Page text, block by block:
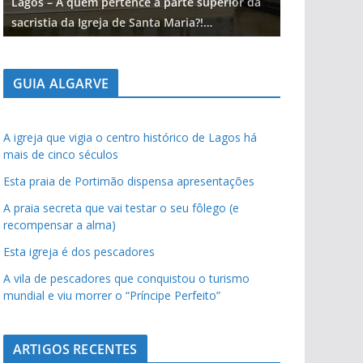
sacristia da Igreja de Santa Maria?!…
GUIA ALGARVE
A igreja que vigia o centro histórico de Lagos há
mais de cinco séculos
Esta praia de Portimão dispensa apresentações
A praia secreta que vai testar o seu fôlego (e
recompensar a alma)
Esta igreja é dos pescadores
A vila de pescadores que conquistou o turismo
mundial e viu morrer o “Príncipe Perfeito”
ARTIGOS RECENTES